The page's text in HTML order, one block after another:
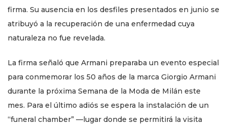
firma. Su ausencia en los desfiles presentados en junio se
atribuyó a la recuperación de una enfermedad cuya
naturaleza no fue revelada.
La firma señaló que Armani preparaba un evento especial
para conmemorar los 50 años de la marca Giorgio Armani
durante la próxima Semana de la Moda de Milán este
mes. Para el último adiós se espera la instalación de un
“funeral chamber” —lugar donde se permitirá la visita